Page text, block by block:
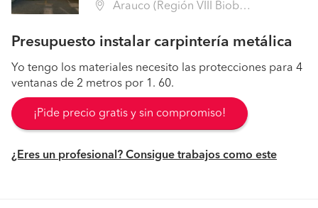
Arauco (Región VIII Biobío - Arauco)
Presupuesto instalar carpintería metálica
Yo tengo los materiales necesito las protecciones para 4
ventanas de 2 metros por 1. 60.
¡Pide precio gratis y sin compromiso!
¿Eres un profesional? Consigue trabajos como este